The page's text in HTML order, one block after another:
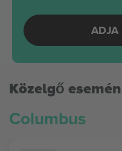
ADJA
Közelgő
Columbus